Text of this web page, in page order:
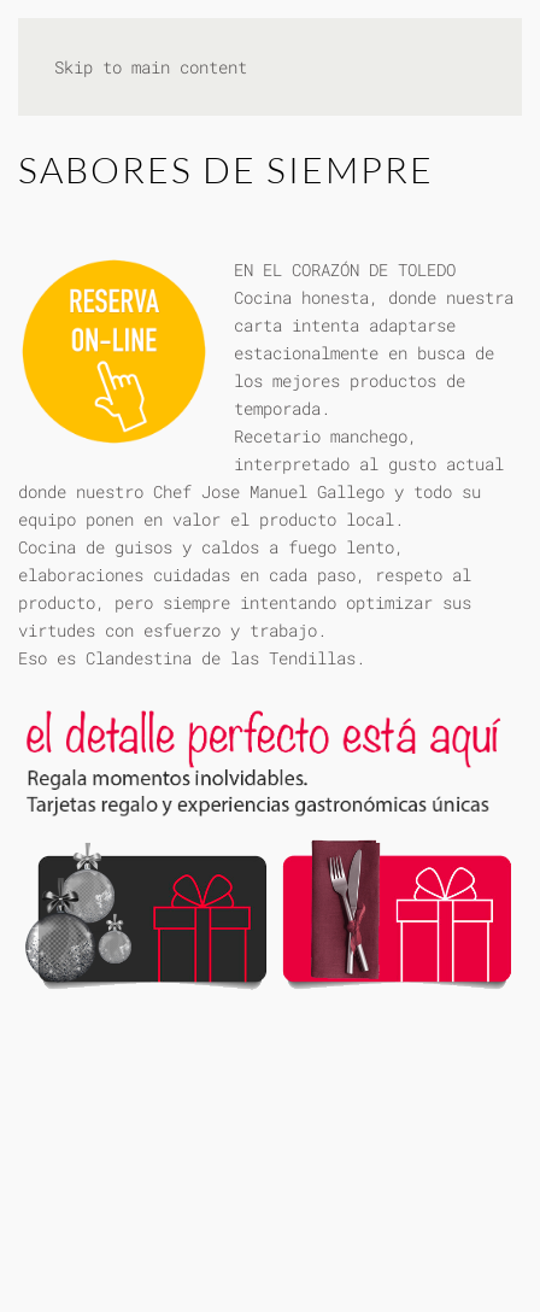
Skip to main content
SABORES DE SIEMPRE
EN EL CORAZÓN DE TOLEDO
Cocina honesta, donde nuestra
carta intenta adaptarse
estacionalmente en busca de
los mejores productos de
temporada.
Recetario manchego,
interpretado al gusto actual
donde nuestro Chef Jose Manuel Gallego y todo su
equipo ponen en valor el producto local.
Cocina de guisos y caldos a fuego lento,
elaboraciones cuidadas en cada paso, respeto al
producto, pero siempre intentando optimizar sus
virtudes con esfuerzo y trabajo.
Eso es Clandestina de las Tendillas.